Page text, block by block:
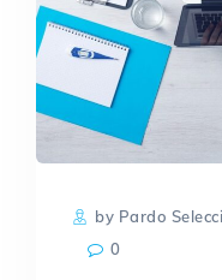
by Pardo
0